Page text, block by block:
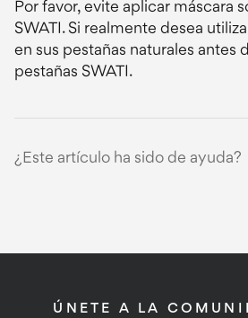
Por favor, evite aplicar máscara
SWATI. Si realmente desea
en sus pestañas naturales antes
pestañas SWATI.
¿Este artículo ha sido de ayuda?
ÚNETE A LA